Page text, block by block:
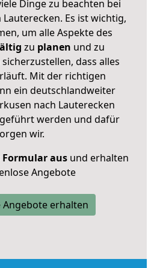
Dinge zu beachten bei
Es ist wichtig,
um alle Aspekte des
zu planen und zu
sicherzustellen, dass alles
Mit der richtigen
ein deutschlandweiter
nach Lauterecken
werden und dafür
wir.
Formular ausund erhalten
Angebote
Angebote erhalten